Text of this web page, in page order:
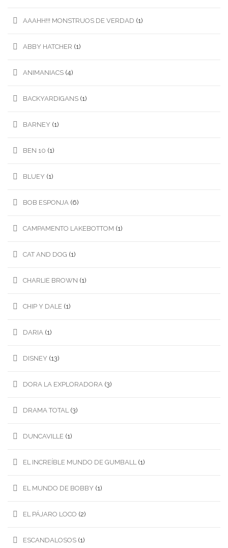
AAAHH!!! MONSTRUOS DE VERDAD (1)
ABBY HATCHER (1)
ANIMANIACS (4)
BACKYARDIGANS (1)
BARNEY (1)
BEN 10 (1)
BLUEY (1)
BOB ESPONJA (6)
CAMPAMENTO LAKEBOTTOM (1)
CAT AND DOG (1)
CHARLIE BROWN (1)
CHIP Y DALE (1)
DARIA (1)
DISNEY (13)
DORA LA EXPLORADORA (3)
DRAMA TOTAL (3)
DUNCAVILLE (1)
EL INCREÍBLE MUNDO DE GUMBALL (1)
EL MUNDO DE BOBBY (1)
EL PÁJARO LOCO (2)
ESCANDALOSOS (1)